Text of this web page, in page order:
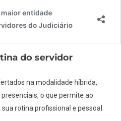
do servidor
na modalidade híbrida,
o que permite ao
rotina profissional e pessoal.